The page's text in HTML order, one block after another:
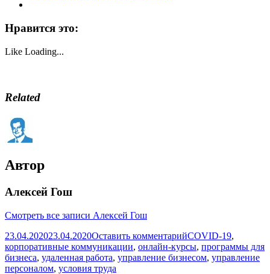
Нравится это:
Like Loading...
Related
Автор
Алексей Гош
Смотреть все записи Алексей Гош
23.04.202023.04.2020Оставить комментарийCOVID-19,
корпоративные коммуникации, онлайн-курсы, программы для
бизнеса, удаленная работа, управление бизнесом, управление
персоналом, условия труда